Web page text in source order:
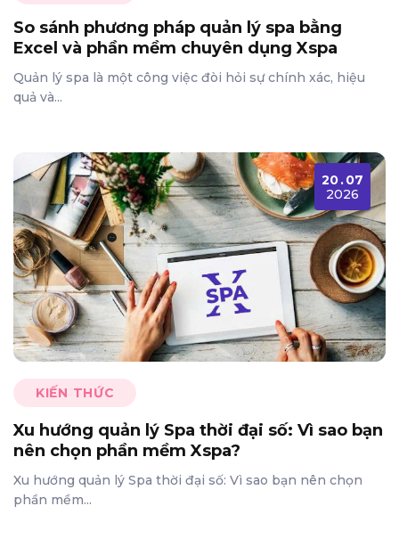
So sánh phương pháp quản lý spa bằng
Excel và phần mềm chuyên dụng Xspa
Quản lý spa là một công việc đòi hỏi sự chính xác, hiệu
quả và...
KIẾN THỨC
Xu hướng quản lý Spa thời đại số: Vì sao bạn
nên chọn phần mềm Xspa?
Xu hướng quản lý Spa thời đại số: Vì sao bạn nên chọn
phần mềm...
20.07
2026